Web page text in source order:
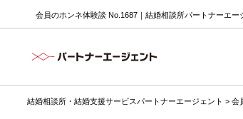
会員のホンネ体験談 No.1687｜結婚相談所パートナーエー
結婚相談所・結婚支援サービスパートナーエージェント > 会